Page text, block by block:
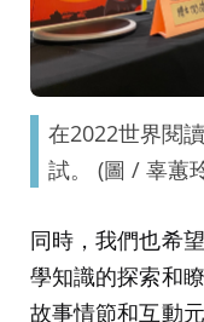
在2022世界閱
試。 (圖 / 辜蕙
同時，我們也希
學知識的探索和
故事情節和互動